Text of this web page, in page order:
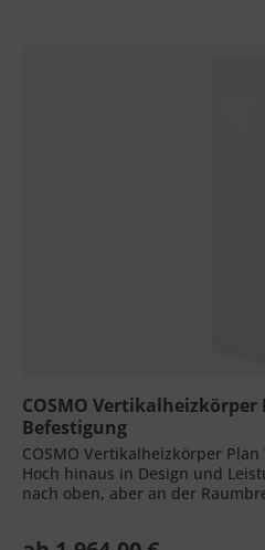
COSMO Vertikalheizkörper
Befestigung
COSMO Vertikalheizkörper
Hoch hinaus in Design und
nach oben, aber an der